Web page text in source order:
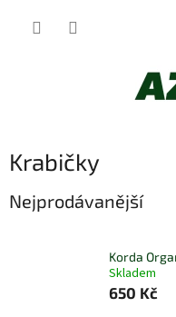
Krabičky
Nejprodávanější
Korda
Skladem
650 Kč